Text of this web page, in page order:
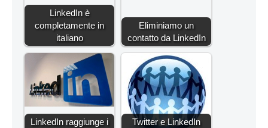
LinkedIn è
completamente in
italiano
Eliminiamo un
contatto da LinkedIn
LinkedIn raggiunge i
Twitter e LinkedIn